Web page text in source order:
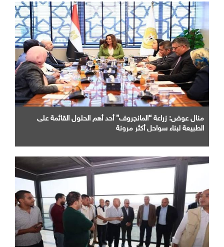
منال عوض: زراعة “المانجروف” أحد أهم الحلول القائمة على
الطبيعة لبناء سواحل أكثر مرونة